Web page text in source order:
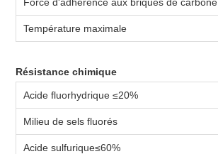
Température maximale
Résistance chimique
Acide fluorhydrique ≤20%
Milieu de sels fluorés
Acide sulfurique≤60%